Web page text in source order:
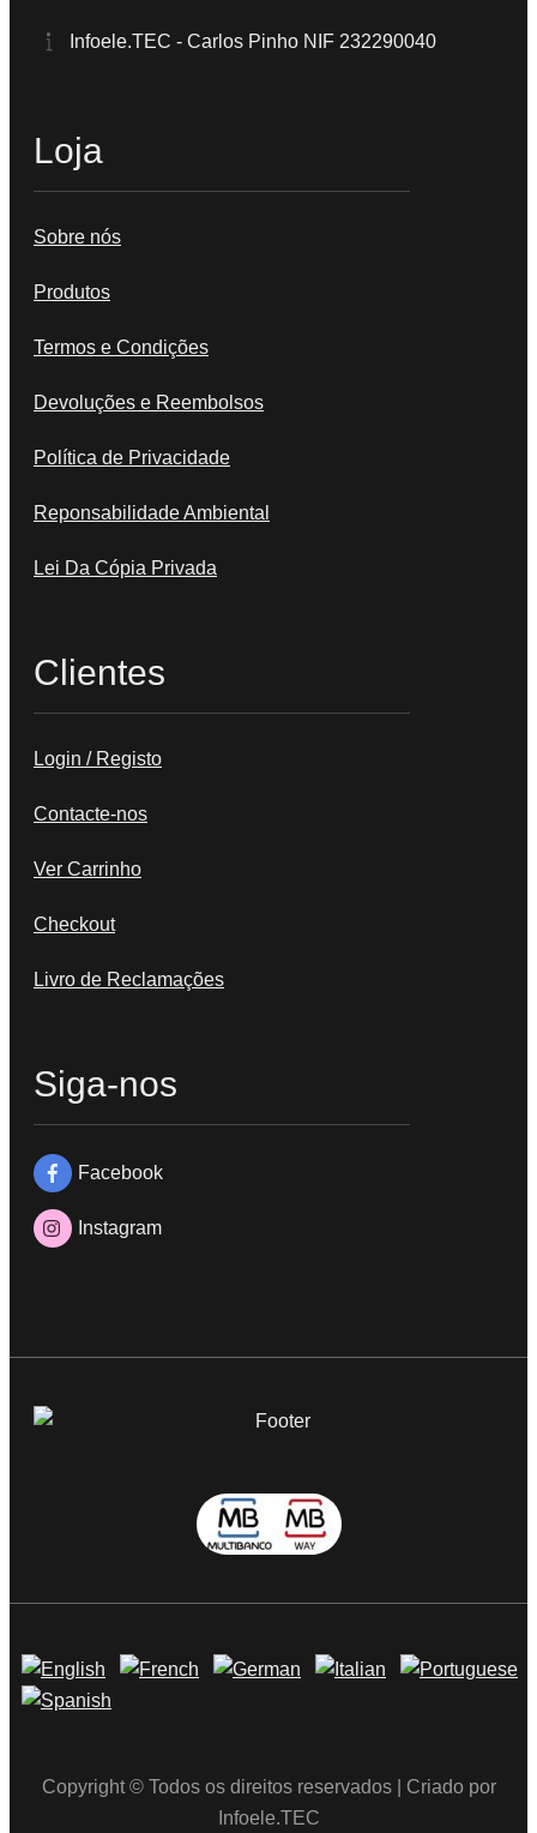
Infoele.TEC - Carlos Pinho NIF 232290040
Loja
Sobre nós
Produtos
Termos e Condições
Devoluções e Reembolsos
Política de Privacidade
Reponsabilidade Ambiental
Lei Da Cópia Privada
Clientes
Login / Registo
Contacte-nos
Ver Carrinho
Checkout
Livro de Reclamações
Siga-nos
Facebook
Instagram
Copyright © Todos os direitos reservados | Criado por
Infoele.TEC